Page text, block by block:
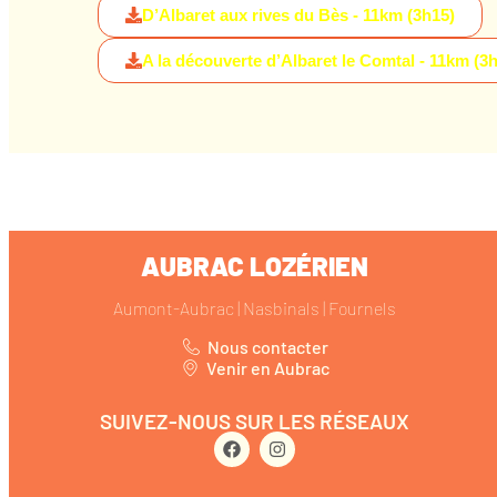
D’Albaret aux rives du Bès - 11km (3h15)
A la découverte d’Albaret le Comtal - 11km
AUBRAC LOZÉRIEN
Aumont-Aubrac | Nasbinals | Fournels
Nous contacter
Venir en Aubrac
SUIVEZ-NOUS SUR LES RÉSEAUX